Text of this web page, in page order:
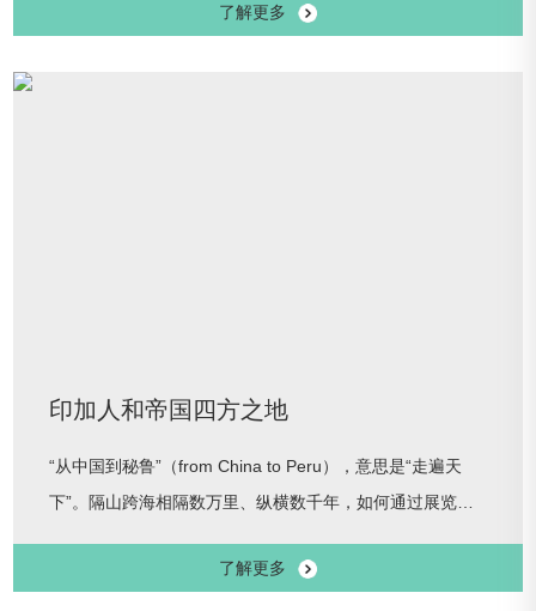
记关于长江文化保护传承弘扬的重要指示精神，讲好长江文
了解更多
印加人和帝国四方之地
“从中国到秘鲁”（from China to Peru），意思是“走遍天
下”。隔山跨海相隔数万里、纵横数千年，如何通过展览讲
中运博而言是一项充满挑战与极有意义的工作。
了解更多